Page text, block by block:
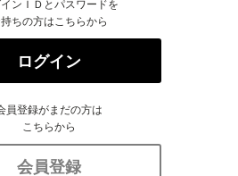
ンＩＤとパスワードを
ちの方はこちらから
ログイン
員登録がまだの方は
こちらから
会員登録